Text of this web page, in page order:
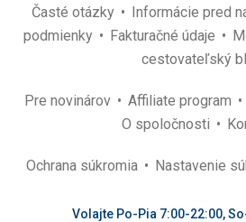
Časté otázky Informácie pred
podmienky
Fakturačné údaje
cestovateľský
Pre novinárov Affiliate program
O spoločnosti
Ochrana súkromia Nastavenie
Volajte Po-Pia 7:00-22:00,